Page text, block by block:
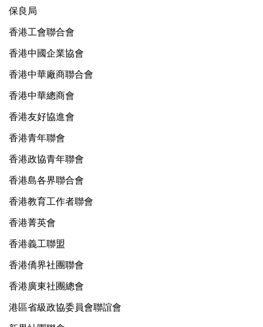
保良局
香港工會聯合會
香港中國企業協會
香港中華廠商聯合會
香港中華總商會
香港友好協進會
香港青年聯會
香港政協青年聯會
香港島各界聯合會
香港教育工作者聯會
香港菁英會
香港義工聯盟
香港僑界社團聯會
香港廣東社團總會
港區省級政協委員會聯誼會